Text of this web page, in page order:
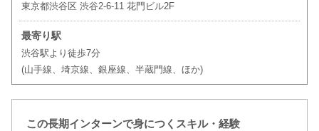
東京都渋谷区 渋谷2-6-11 花門ビル2F
最寄り駅
渋谷駅より徒歩7分
(山手線、埼京線、銀座線、半蔵門線、ほか)
この長期インターンで身につくスキル・経験